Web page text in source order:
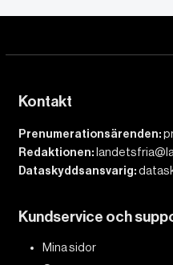
Kontakt
Prenumerationsärenden:
Redaktionen:
Dataskyddsansvarig:
Kundservice och
Mina sidor